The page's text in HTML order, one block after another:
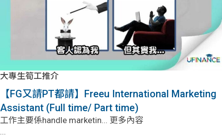
大專生筍工推介
【FG又請PT都請】Freeu International Marketing
Assistant (Full time/ Part time)
工作主要係handle marketin... 更多內容
...